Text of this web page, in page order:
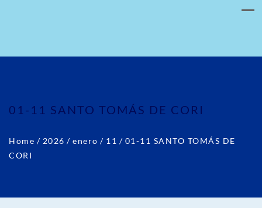
01-11 SANTO TOMÁS DE CORI
Home / 2026 / enero / 11 / 01-11 SANTO TOMÁS DE
CORI